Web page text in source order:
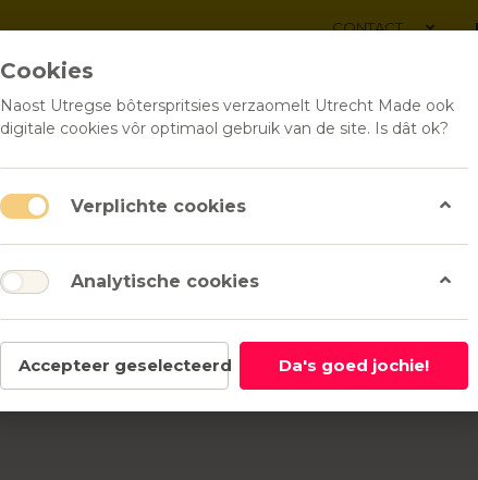
CONTACT
ALLE PRODUCTEN
Cookies
Naost Utregse bôterspritsies verzaomelt Utrecht Made ook
digitale cookies vôr optimaol gebruik van de site. Is dât ok?
Verplichte cookies
Analytische cookies
Accepteer geselecteerd Da's goed jochie!